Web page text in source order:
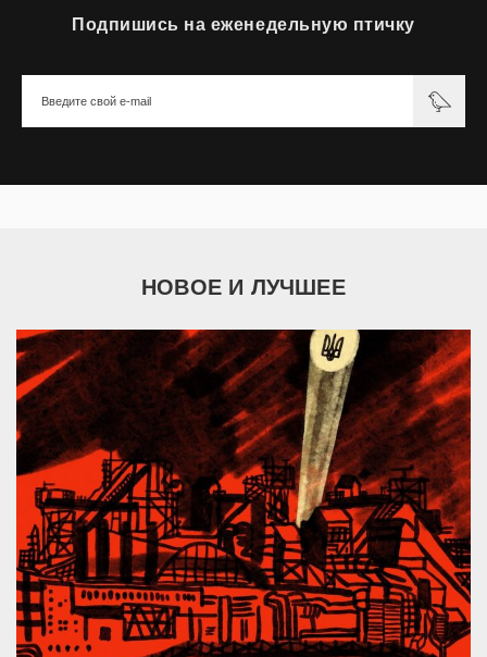
Подпишись на еженедельную птичку
НОВОЕ И ЛУЧШЕЕ